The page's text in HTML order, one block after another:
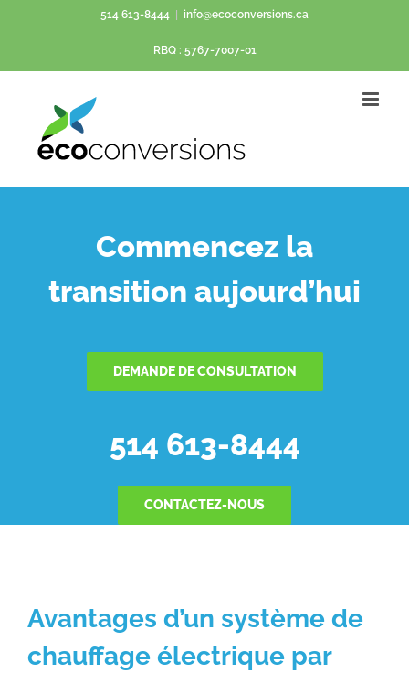
contenu
514 613-8444 info@ecoconversions.ca
RBQ : 5767-7007-01
Commencez la
transition aujourd’hui
DEMANDE DE CONSULTATION
514 613-8444
CONTACTEZ-NOUS
Avantages d’un système de
chauffage électrique par